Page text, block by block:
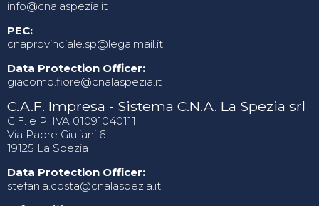
info@cnalaspezia.it
PEC:
cnaprovinciale.sp@legalmail.it
Data Protection Officer:
giacomo.fiore@cnalaspezia.it
C.A.F. Impresa - Sistema C.N.A. La Spezia srl
C.F. e P. IVA 01091040111
Via Padre Giuliani 6
19125 La Spezia
Data Protection Officer:
stefania.costa@cnalaspezia.it